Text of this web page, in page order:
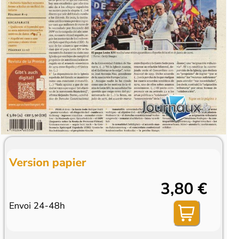
Version papier
Envoi 24-48h
3,80 €